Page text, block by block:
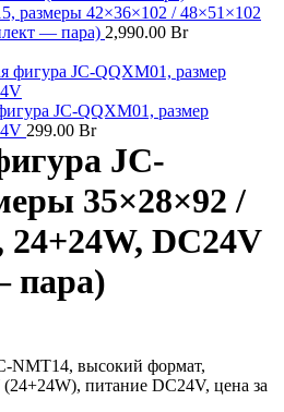
размеры 42×36×102 / 48×51×102
— пара) 2,990.00 Br
JC-QQXM01, размер
299.00 Br
JC-
35×28×92 /
24+24W, DC24V
пара)
NMT14, высокий формат,
питание DC24V, цена за